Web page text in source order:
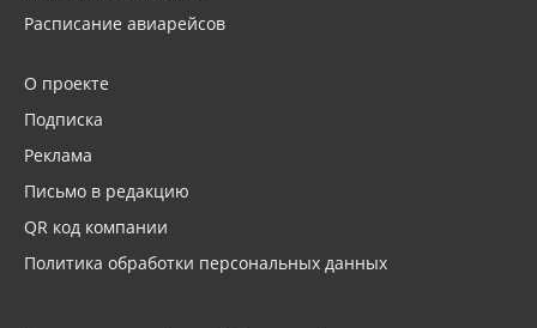
Расписание авиарейсов
О проекте
Подписка
Реклама
Письмо в редакцию
QR код компании
Политика обработки персональных данных